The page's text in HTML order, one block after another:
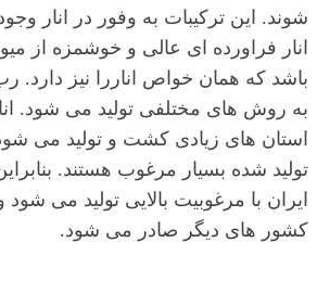
شوند. این ترکیبات به وفور در انار
انار فراورده ای عالی و خوشمزه از
باشد که همان خواص اناررا نیز دارد.
به روش های مختلفی تولید می شود.
استان های زیادی کشت و تولید می
تولید شده بسیار مرغوب هستند.
ایران با مرغوبیت بالایی تولید می
کشور های دیگر صادر می شود.